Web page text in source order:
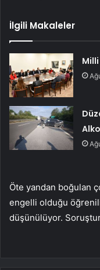
İlgili Makaleler
Milli
Öte yandan boğulan
engelli olduğu
düşünülüyor.